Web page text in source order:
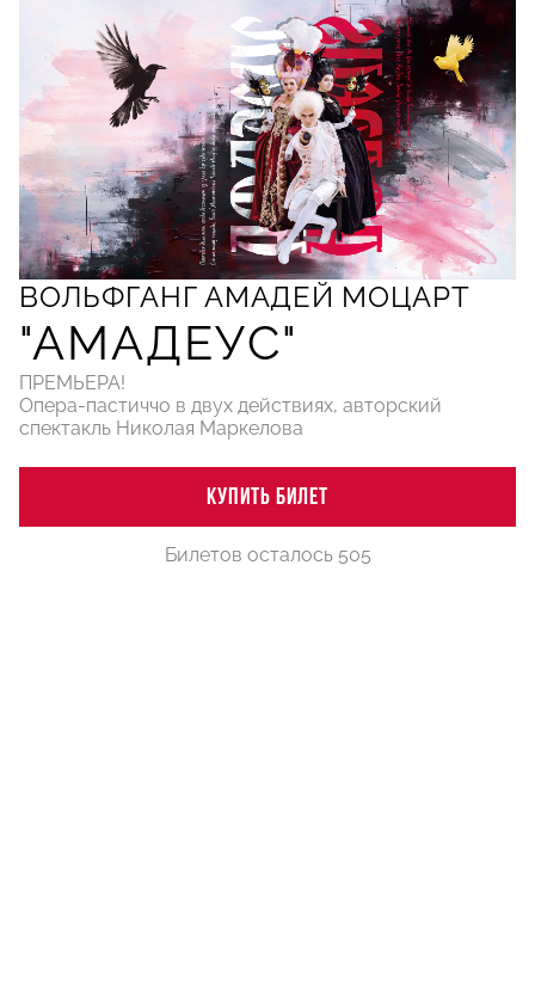
ВОЛЬФГАНГ АМАДЕЙ МОЦАРТ
"АМАДЕУС"
ПРЕМЬЕРА!
Опера-пастиччо в двух действиях, авторский
спектакль Николая Маркелова
КУПИТЬ БИЛЕТ
Билетов осталось 505